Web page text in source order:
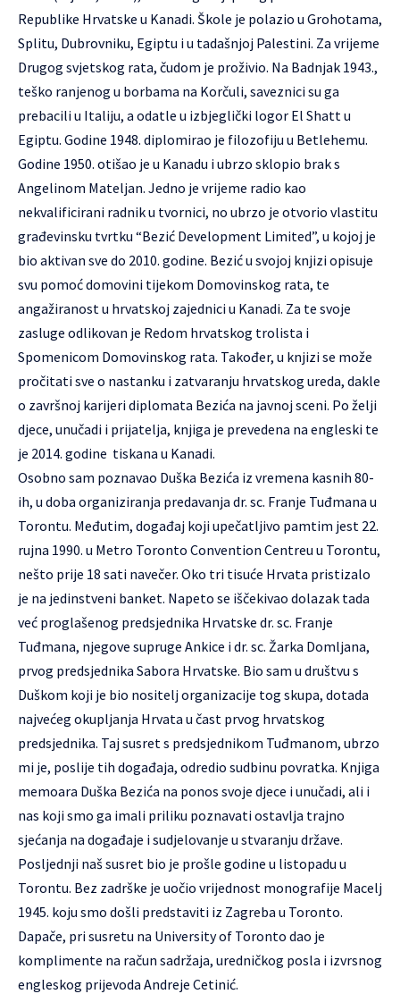
Republike Hrvatske u Kanadi. Škole je polazio u Grohotama,
Splitu, Dubrovniku, Egiptu i u tadašnjoj Palestini. Za vrijeme
Drugog svjetskog rata, čudom je proživio. Na Badnjak 1943.,
teško ranjenog u borbama na Korčuli, saveznici su ga
prebacili u Italiju, a odatle u izbjeglički logor El Shatt u
Egiptu. Godine 1948. diplomirao je filozofiju u Betlehemu.
Godine 1950. otišao je u Kanadu i ubrzo sklopio brak s
Angelinom Mateljan. Jedno je vrijeme radio kao
nekvalificirani radnik u tvornici, no ubrzo je otvorio vlastitu
građevinsku tvrtku “Bezić Development Limited”, u kojoj je
bio aktivan sve do 2010. godine. Bezić u svojoj knjizi opisuje
svu pomoć domovini tijekom Domovinskog rata, te
angažiranost u hrvatskoj zajednici u Kanadi. Za te svoje
zasluge odlikovan je Redom hrvatskog trolista i
Spomenicom Domovinskog rata. Također, u knjizi se može
pročitati sve o nastanku i zatvaranju hrvatskog ureda, dakle
o završnoj karijeri diplomata Bezića na javnoj sceni. Po želji
djece, unučadi i prijatelja, knjiga je prevedena na engleski te
je 2014. godine tiskana u Kanadi.
Osobno sam poznavao Duška Bezića iz vremena kasnih 80-
ih, u doba organiziranja predavanja dr. sc. Franje Tuđmana u
Torontu. Međutim, događaj koji upečatljivo pamtim jest 22.
rujna 1990. u Metro Toronto Convention Centreu u Torontu,
nešto prije 18 sati navečer. Oko tri tisuće Hrvata pristizalo
je na jedinstveni banket. Napeto se iščekivao dolazak tada
već proglašenog predsjednika Hrvatske dr. sc. Franje
Tuđmana, njegove supruge Ankice i dr. sc. Žarka Domljana,
prvog predsjednika Sabora Hrvatske. Bio sam u društvu s
Duškom koji je bio nositelj organizacije tog skupa, dotada
najvećeg okupljanja Hrvata u čast prvog hrvatskog
predsjednika. Taj susret s predsjednikom Tuđmanom, ubrzo
mi je, poslije tih događaja, odredio sudbinu povratka. Knjiga
memoara Duška Bezića na ponos svoje djece i unučadi, ali i
nas koji smo ga imali priliku poznavati ostavlja trajno
sjećanja na događaje i sudjelovanje u stvaranju države.
Posljednji naš susret bio je prošle godine u listopadu u
Torontu. Bez zadrške je uočio vrijednost monografije Macelj
1945. koju smo došli predstaviti iz Zagreba u Toronto.
Dapače, pri susretu na University of Toronto dao je
komplimente na račun sadržaja, uredničkog posla i izvrsnog
engleskog prijevoda Andreje Cetinić.